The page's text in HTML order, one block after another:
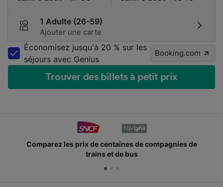
1 Adulte (26-59)
Ajouter une carte
Économisez jusqu'à 20 % sur les
séjours avec Genius
Booking.com
Trouver des billets à petit prix
Comparez les prix de centaines de compagnies de
trains et de bus